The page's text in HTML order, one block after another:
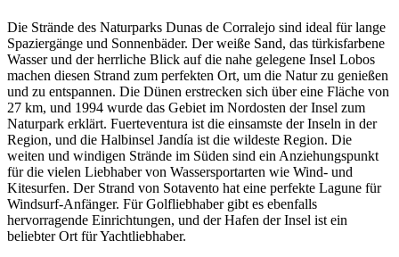
Die Strände des Naturparks Dunas de Corralejo sind ideal für lange
Spaziergänge und Sonnenbäder. Der weiße Sand, das türkisfarbene
Wasser und der herrliche Blick auf die nahe gelegene Insel Lobos
machen diesen Strand zum perfekten Ort, um die Natur zu genießen
und zu entspannen. Die Dünen erstrecken sich über eine Fläche von
27 km, und 1994 wurde das Gebiet im Nordosten der Insel zum
Naturpark erklärt. Fuerteventura ist die einsamste der Inseln in der
Region, und die Halbinsel Jandía ist die wildeste Region. Die
weiten und windigen Strände im Süden sind ein Anziehungspunkt
für die vielen Liebhaber von Wassersportarten wie Wind- und
Kitesurfen. Der Strand von Sotavento hat eine perfekte Lagune für
Windsurf-Anfänger. Für Golfliebhaber gibt es ebenfalls
hervorragende Einrichtungen, und der Hafen der Insel ist ein
beliebter Ort für Yachtliebhaber.